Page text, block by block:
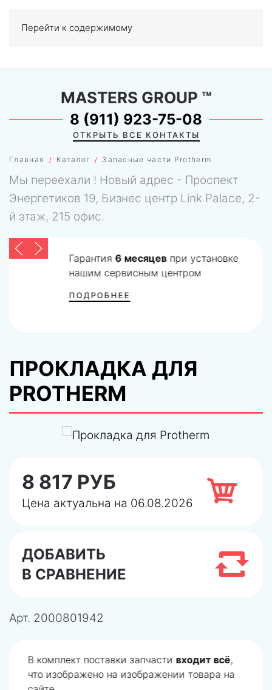
Перейти к содержимому
0
Главная Каталог Запасные части Protherm
MASTERS GROUP ™
8 (911) 923-75-08
ОТКРЫТЬ ВСЕ КОНТАКТЫ
Мы переехали ! Новый адрес - Проспект
Энергетиков 19, Бизнес центр Link Palace, 2-
й этаж, 215 офис.
Гарантия 6 месяцевпри установке
нашим сервисным центром
ПОДРОБНЕЕ
ПРОКЛАДКА ДЛЯ
PROTHERM
8 817 РУБ
Цена актуальна на 06.08.2026
ДОБАВИТЬ
В СРАВНЕНИЕ
Арт. 2000801942
В комплект поставки запчасти входит всё,
что изображено на изображении товара на